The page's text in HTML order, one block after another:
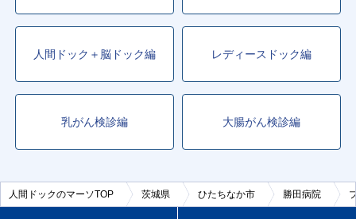
人間ドック＋脳ドック編 レディースドック編
乳がん検診編 大腸がん検診編
人間ドックのマーソTOP 茨城県 ひたちなか市 勝田病院